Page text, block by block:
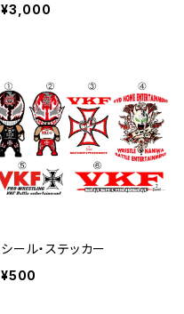
¥3,000
シール・ステッカー
¥500